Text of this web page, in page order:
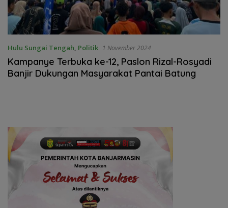
Hulu Sungai Tengah, Politik 1 November 2024
Kampanye Terbuka ke-12, Paslon Rizal-Rosyadi
Banjir Dukungan Masyarakat Pantai Batung